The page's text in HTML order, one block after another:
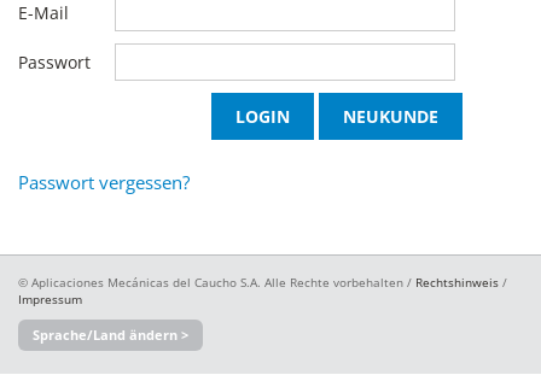
E-Mail
Passwort
Passwort vergessen?
© Aplicaciones Mecánicas del Caucho S.A. Alle Rechte vorbehalten / Rechtshinweis /
Impressum
Sprache/Land ändern >